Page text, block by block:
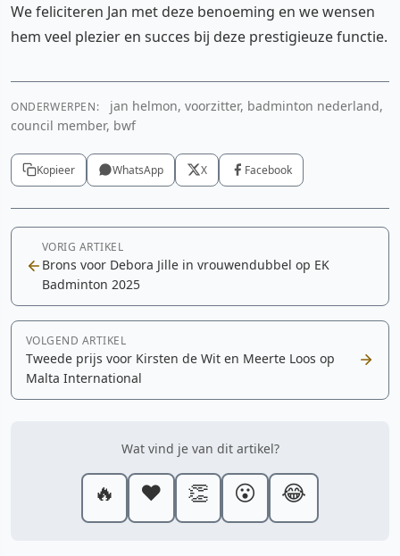
We feliciteren Jan met deze benoeming en we wensen
hem veel plezier en succes bij deze prestigieuze functie.
ONDERWERPEN:
jan helmon, voorzitter, badminton nederland,
council member, bwf
Kopieer WhatsApp X Facebook
VORIG ARTIKEL
Brons voor Debora Jille in vrouwendubbel op EK
Badminton 2025
VOLGEND ARTIKEL
Tweede prijs voor Kirsten de Wit en Meerte Loos op
Malta International
Wat vind je van dit artikel?
🔥 ❤️ 👏 😮 😂